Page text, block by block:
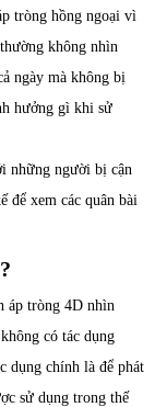
tròng hồng ngoại vì
không nhìn
ngày mà không bị
hưởng gì khi sử
những người bị cận
xem các quân bài
áp tròng 4D nhìn
có tác dụng
dụng chính là để phát
sử dụng trong thế